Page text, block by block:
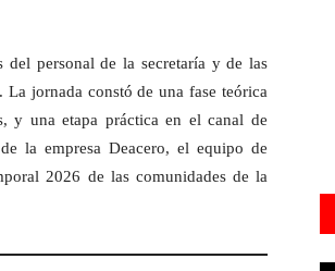
del personal de la secretaría y de las
jornada constó de una fase teórica
y una etapa práctica en el canal de
la empresa Deacero, el equipo de
2026 de las comunidades de la